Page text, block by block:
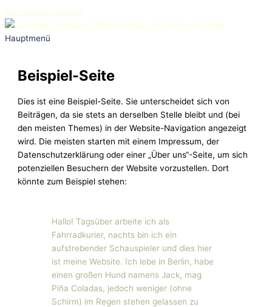
Zum Inhalt springen
Hauptmenü
Beispiel-Seite
Dies ist eine Beispiel-Seite. Sie unterscheidet sich von
Beiträgen, da sie stets an derselben Stelle bleibt und (bei
den meisten Themes) in der Website-Navigation angezeigt
wird. Die meisten starten mit einem Impressum, der
Datenschutzerklärung oder einer „Über uns“-Seite, um sich
potenziellen Besuchern der Website vorzustellen. Dort
könnte zum Beispiel stehen:
Hallo! Tagsüber arbeite ich als
Fahrradkurier, nachts bin ich ein
aufstrebender Schauspieler und dies hier
ist meine Website. Ich lebe in Berlin, habe
einen großen Hund namens Jack, mag
Piña Coladas, jedoch weniger (ohne
Schirm) im Regen stehen gelassen zu